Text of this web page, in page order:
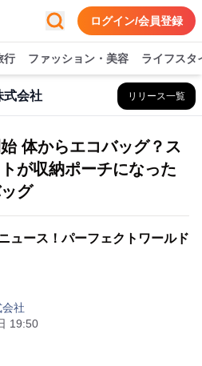
ログイン/会員登録
行 ファッション・美容 ライフスタ
式会社 リリース一覧
体からエコバッグ？ス
が収納ポーチになった
グ
ュース！パーフェクトワールド
社
19:50